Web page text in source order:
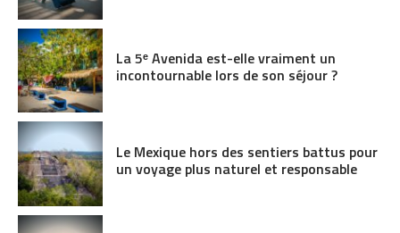
La 5ᵉ Avenida est-elle vraiment un
incontournable lors de son séjour ?
Le Mexique hors des sentiers battus pour
un voyage plus naturel et responsable